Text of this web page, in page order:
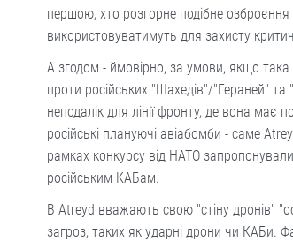
першою, хто розгорне подібне озброєння
використовуватимуть для захисту
А згодом - ймовірно, за умови, якщо
проти російських "Шахедів"/"Гераней" та
неподалік для лінії фронту, де вона
російські плануючі авіабомби - саме
рамках конкурсу від НАТО
російським КАБам.
В Atreyd вважають свою "стіну дронів"
загроз, таких як ударні дрони чи КАБи.